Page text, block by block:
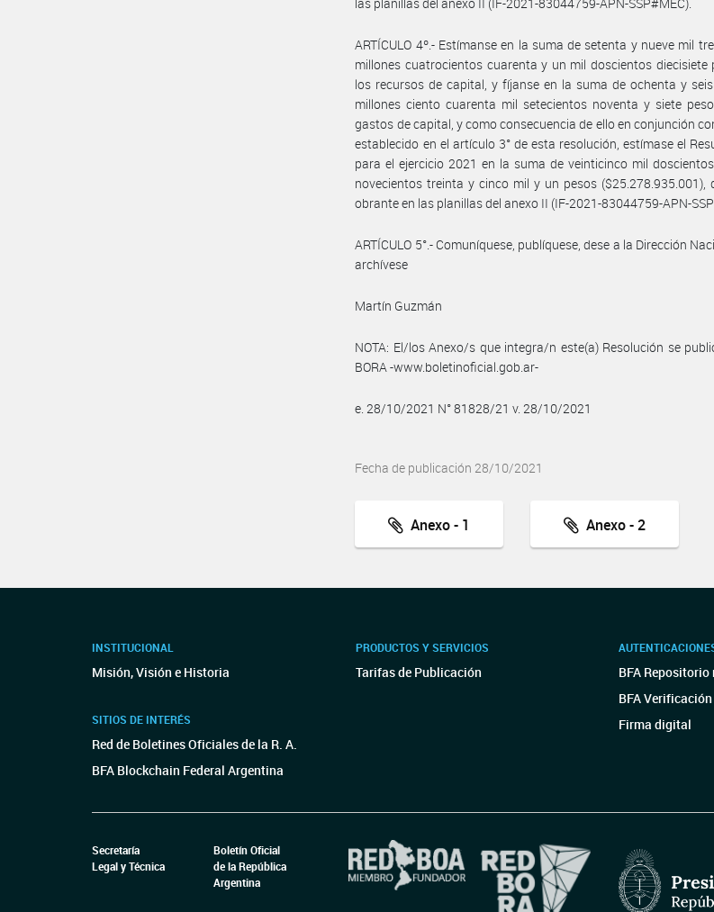
ARTÍCULO 4º.- Estímanse en la suma de setenta y nueve mil
millones cuatrocientos cuarenta y un mil doscientos diecisiete
los recursos de capital, y fíjanse en la suma de ochenta y
millones ciento cuarenta mil setecientos noventa y siete
gastos de capital, y como consecuencia de ello en conjunción
establecido en el artículo 3° de esta resolución, estímase el
para el ejercicio 2021 en la suma de veinticinco mil
novecientos treinta y cinco mil y un pesos ($25.278.935.001),
obrante en las planillas del anexo II (IF-2021-83044759-APN-
ARTÍCULO 5°.- Comuníquese, publíquese, dese a la Dirección
archívese
Martín Guzmán
NOTA: El/los Anexo/s que integra/n este(a) Resolución se
BORA -www.boletinoficial.gob.ar-
e. 28/10/2021 N° 81828/21 v. 28/10/2021
Fecha de publicación 28/10/2021
Anexo - 1 Anexo - 2
INSTITUCIONAL
Misión, Visión e Historia
SITIOS DE INTERÉS
Red de Boletines Oficiales de la R. A.
BFA Blockchain Federal Argentina
PRODUCTOS Y SERVICIOS
Tarifas de Publicación
BFA Repositorio
BFA Verificación
Firma digital
Secretaría
Legal y Técnica
Boletín Oficial
de la República
Argentina